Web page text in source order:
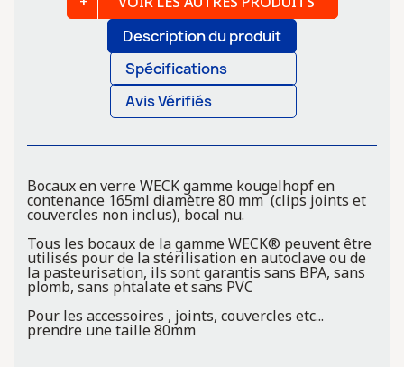
Description du produit
Spécifications
Avis Vérifiés
Bocaux en verre WECK gamme kougelhopf en
contenance 165ml diamètre 80 mm (clips joints et
couvercles non inclus), bocal nu.
Tous les bocaux de la gamme WECK® peuvent être
utilisés pour de la stérilisation en autoclave ou de
la pasteurisation, ils sont garantis sans BPA, sans
plomb, sans phtalate et sans PVC
Pour les accessoires , joints, couvercles etc...
prendre une taille 80mm